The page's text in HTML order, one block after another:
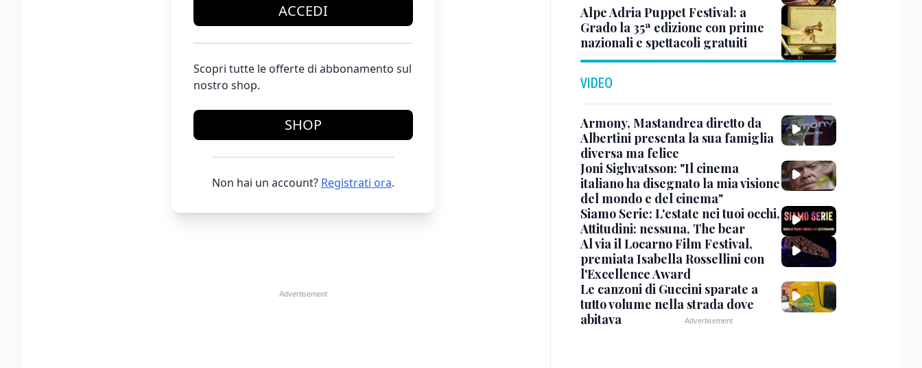
ACCEDI
Scopri tutte le offerte di abbonamento sul
nostro shop.
SHOP
Non hai un account? Registrati ora.
Alpe Adria Puppet Festival: a
Grado la 35ª edizione con prime
nazionali e spettacoli gratuiti
VIDEO
Armony, Mastandrea diretto da
Albertini presenta la sua famiglia
diversa ma felice
Joni Sighvatsson: "Il cinema
italiano ha disegnato la mia visione
del mondo e del cinema"
Siamo Serie: L'estate nei tuoi occhi,
Attitudini: nessuna, The bear
Al via il Locarno Film Festival,
premiata Isabella Rossellini con
l'Excellence Award
Le canzoni di Guccini sparate a
tutto volume nella strada dove
abitava